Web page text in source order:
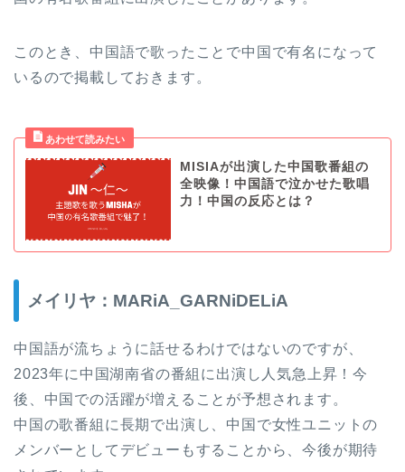
このとき、中国語で歌ったことで中国で有名になって
いるので掲載しておきます。
MISIAが出演した中国歌番組の
全映像！中国語で泣かせた歌唱
力！中国の反応とは？
メイリヤ：MARiA_GARNiDELiA
中国語が流ちょうに話せるわけではないのですが、
2023年に中国湖南省の番組に出演し人気急上昇！今
後、中国での活躍が増えることが予想されます。
中国の歌番組に長期で出演し、中国で女性ユニットの
メンバーとしてデビューもすることから、今後が期待